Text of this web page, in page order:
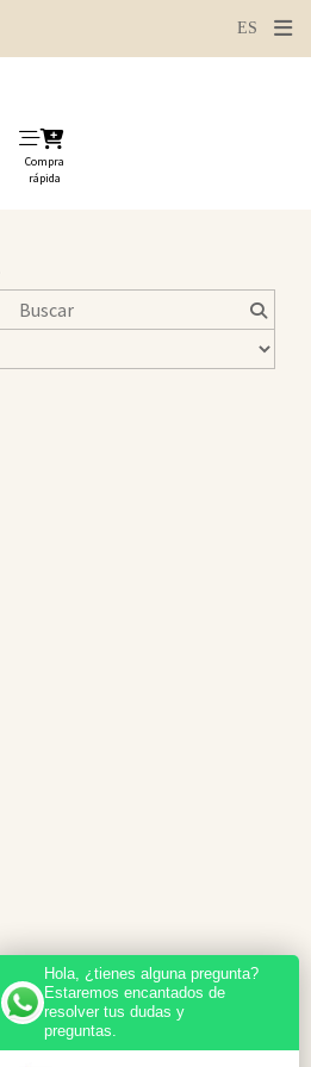
Compra
rápida
Hola, ¿tienes alguna pregunta?
Estaremos encantados de
resolver tus dudas y
preguntas.